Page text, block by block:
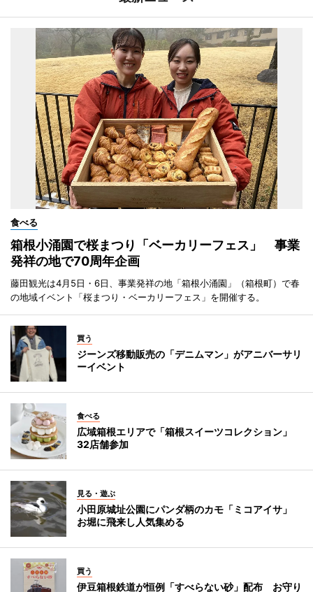
食べる
箱根小涌園で桜まつり「ベーカリーフェス」 事業
発祥の地で70周年企画
藤田観光は4月5日・6日、事業発祥の地「箱根小涌園」（箱根町）で春
の地域イベント「桜まつり・ベーカリーフェス」を開催する。
買う
ジーンズ移動販売の「デニムマン」がアニバーサリ
ーイベント
食べる
広域箱根エリアで「箱根スイーツコレクション」
32店舗参加
見る・遊ぶ
小田原城址公園にパンダ柄のカモ「ミコアイサ」
お堀に飛来し人気集める
買う
伊豆箱根鉄道が恒例「すべらない砂」配布 お守り